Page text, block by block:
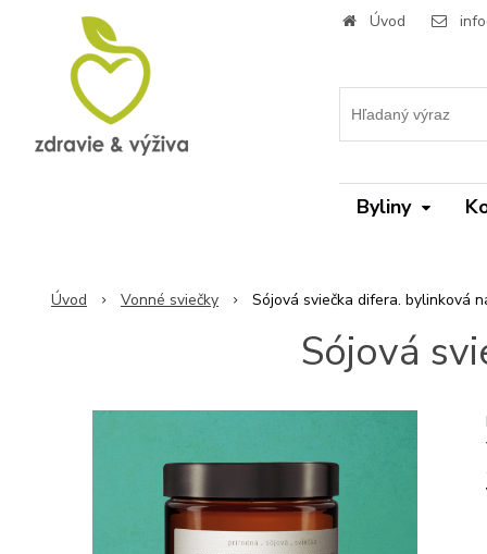
Úvod
Byliny
Úvod Vonné sviečky Sójová sviečka difera. bylinková
Sójová